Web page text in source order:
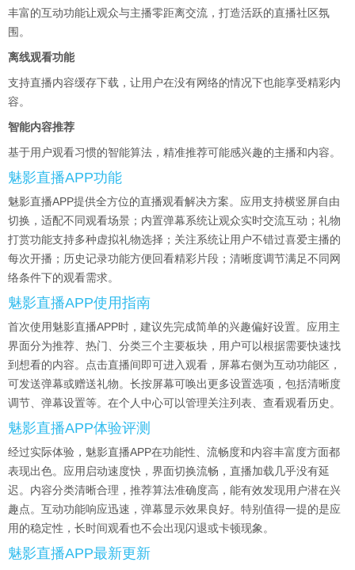
丰富的互动功能让观众与主播零距离交流，打造活跃的直播社区氛
围。
离线观看功能
支持直播内容缓存下载，让用户在没有网络的情况下也能享受精彩内
容。
智能内容推荐
基于用户观看习惯的智能算法，精准推荐可能感兴趣的主播和内容。
魅影直播APP功能
魅影直播APP提供全方位的直播观看解决方案。应用支持横竖屏自由
切换，适配不同观看场景；内置弹幕系统让观众实时交流互动；礼物
打赏功能支持多种虚拟礼物选择；关注系统让用户不错过喜爱主播的
每次开播；历史记录功能方便回看精彩片段；清晰度调节满足不同网
络条件下的观看需求。
魅影直播APP使用指南
首次使用魅影直播APP时，建议先完成简单的兴趣偏好设置。应用主
界面分为推荐、热门、分类三个主要板块，用户可以根据需要快速找
到想看的内容。点击直播间即可进入观看，屏幕右侧为互动功能区，
可发送弹幕或赠送礼物。长按屏幕可唤出更多设置选项，包括清晰度
调节、弹幕设置等。在个人中心可以管理关注列表、查看观看历史。
魅影直播APP体验评测
经过实际体验，魅影直播APP在功能性、流畅度和内容丰富度方面都
表现出色。应用启动速度快，界面切换流畅，直播加载几乎没有延
迟。内容分类清晰合理，推荐算法准确度高，能有效发现用户潜在兴
趣点。互动功能响应迅速，弹幕显示效果良好。特别值得一提的是应
用的稳定性，长时间观看也不会出现闪退或卡顿现象。
魅影直播APP最新更新